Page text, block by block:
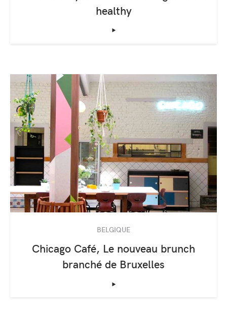
healthy
‣
BELGIQUE
Chicago Café, Le nouveau brunch
branché de Bruxelles
‣